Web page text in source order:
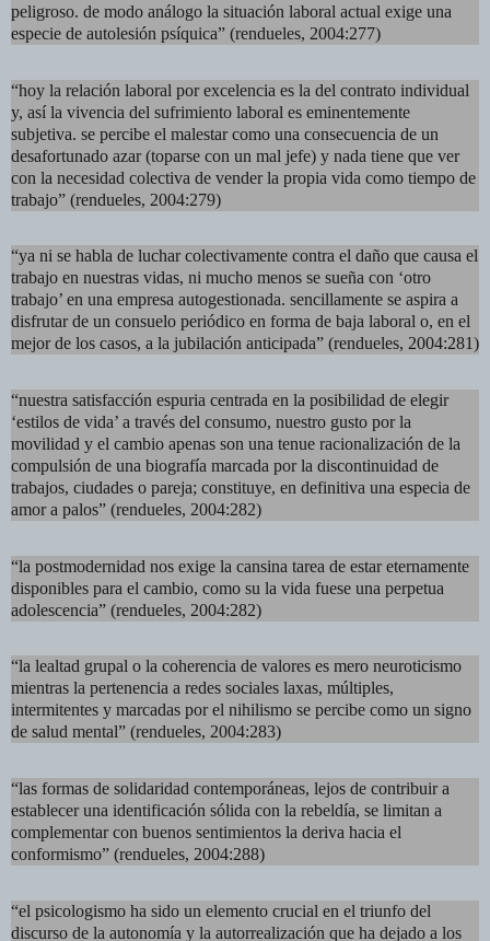
peligroso. de modo análogo la situación laboral actual exige una
especie de autolesión psíquica” (rendueles, 2004:277)
“hoy la relación laboral por excelencia es la del contrato individual
y, así la vivencia del sufrimiento laboral es eminentemente
subjetiva. se percibe el malestar como una consecuencia de un
desafortunado azar (toparse con un mal jefe) y nada tiene que ver
con la necesidad colectiva de vender la propia vida como tiempo de
trabajo” (rendueles, 2004:279)
“ya ni se habla de luchar colectivamente contra el daño que causa el
trabajo en nuestras vidas, ni mucho menos se sueña con ‘otro
trabajo’ en una empresa autogestionada. sencillamente se aspira a
disfrutar de un consuelo periódico en forma de baja laboral o, en el
mejor de los casos, a la jubilación anticipada” (rendueles, 2004:281)
“nuestra satisfacción espuria centrada en la posibilidad de elegir
‘estilos de vida’ a través del consumo, nuestro gusto por la
movilidad y el cambio apenas son una tenue racionalización de la
compulsión de una biografía marcada por la discontinuidad de
trabajos, ciudades o pareja; constituye, en definitiva una especia de
amor a palos” (rendueles, 2004:282)
“la postmodernidad nos exige la cansina tarea de estar eternamente
disponibles para el cambio, como su la vida fuese una perpetua
adolescencia” (rendueles, 2004:282)
“la lealtad grupal o la coherencia de valores es mero neuroticismo
mientras la pertenencia a redes sociales laxas, múltiples,
intermitentes y marcadas por el nihilismo se percibe como un signo
de salud mental” (rendueles, 2004:283)
“las formas de solidaridad contemporáneas, lejos de contribuir a
establecer una identificación sólida con la rebeldía, se limitan a
complementar con buenos sentimientos la deriva hacia el
conformismo” (rendueles, 2004:288)
“el psicologismo ha sido un elemento crucial en el triunfo del
discurso de la autonomía y la autorrealización que ha dejado a los